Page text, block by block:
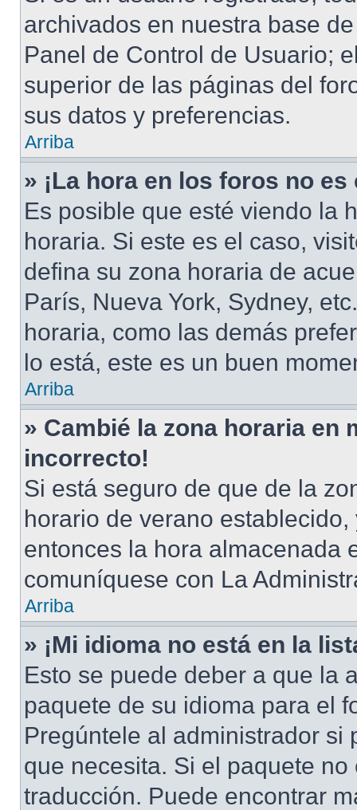
archivados en nuestra base
Panel de Control de Usuario;
superior de las páginas del
sus datos y preferencias.
Arriba
» ¡La hora en los foros no
Es posible que esté viendo la
horaria. Si este es el caso,
defina su zona horaria de
París, Nueva York, Sydney,
horaria, como las demás
lo está, este es un buen
Arriba
» Cambié la zona horaria en
incorrecto!
Si está seguro de que de la
horario de verano
entonces la hora almacenada
comuníquese con La
Arriba
» ¡Mi idioma no está en la
Esto se puede deber a que la
paquete de su idioma para el
Pregúntele al administrador si
que necesita. Si el paquete
traducción. Puede encontrar